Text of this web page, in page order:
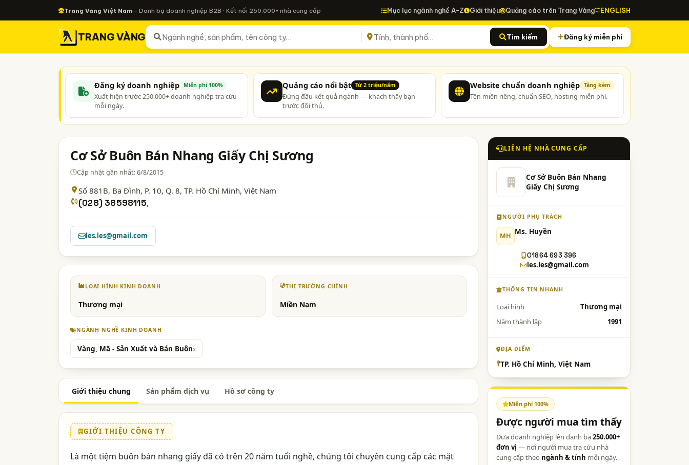
Trang Vàng Việt Nam— Danh bạ doanh nghiệp B2B · Kết nối 250.000+ nhà cung cấp Mục lục ngành nghề A-Z Giới thiệu Quảng cáo trên Trang Vàng ENGLISH
TRANG VÀNG Tìm kiếm Đăng ký miễn phí
Đăng ký doanh nghiệp Miễn phí 100%
Xuất hiện trước 250.000+ doanh nghiệp tra cứu
mỗi ngày.
Quảng cáo nổi bật Từ 2 triệu/năm
Đứng đầu kết quả ngành — khách thấy bạn
trước đối thủ.
Website chuẩn doanh nghiệp Tặng kèm
Tên miền riêng, chuẩn SEO, hosting miễn phí.
Cơ Sở Buôn Bán Nhang Giấy Chị Sương
Cập nhật gần nhất: 6/8/2015
Số 881B, Ba Đình, P. 10, Q. 8, TP. Hồ Chí Minh, Việt Nam
(028) 38598115,
les.les@gmail.com
LOẠI HÌNH KINH DOANH
Thương mại
THỊ TRƯỜNG CHÍNH
Miền Nam
NGÀNH NGHỀ KINH DOANH
Vàng, Mã - Sản Xuất và Bán Buôn
Giới thiệu chung Sản phẩm dịch vụ Hồ sơ công ty
GIỚI THIỆU CÔNG TY
Là một tiệm buôn bán nhang giấy đã có trên 20 năm tuổi nghề, chúng tôi chuyên cung cấp các mặt
LIÊN HỆ NHÀ CUNG CẤP
Cơ Sở Buôn Bán Nhang
Giấy Chị Sương
NGƯỜI PHỤ TRÁCH
MH Ms. Huyền
01864 693 396
les.les@gmail.com
THÔNG TIN NHANH
Loại hình
Thương mại
Năm thành lập
1991
ĐỊA ĐIỂM
TP. Hồ Chí Minh, Việt Nam
Miễn phí 100%
Được người mua tìm thấy
Đưa doanh nghiệp lên danh bạ250.000+
đơn vị — nơi người mua tra cứu nhà
cung cấp theo ngành & tỉnh mỗi ngày.